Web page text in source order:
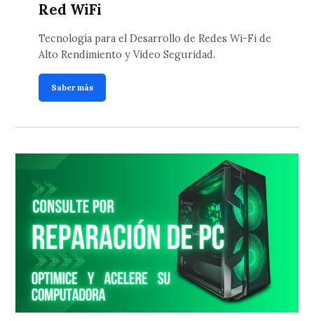
Red WiFi
Tecnología para el Desarrollo de Redes Wi-Fi de
Alto Rendimiento y Video Seguridad.
Saber más